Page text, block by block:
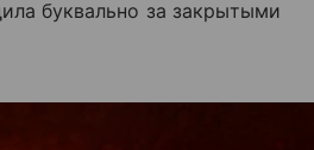
буквально за закрытыми